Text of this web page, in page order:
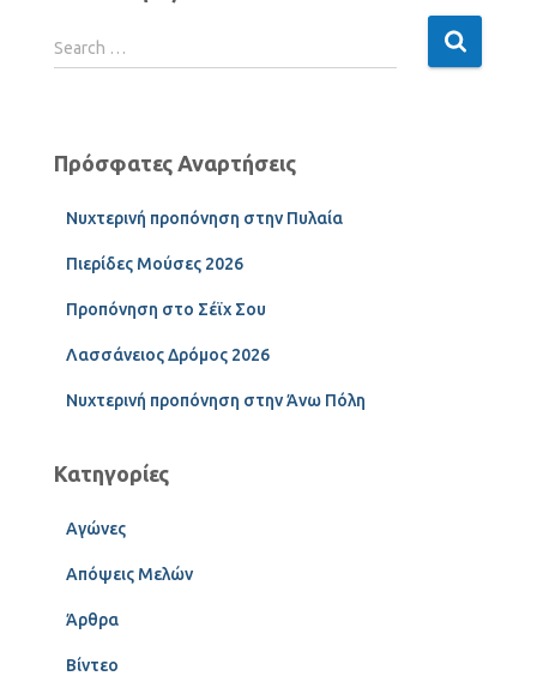
Search …
Πρόσφατες Αναρτήσεις
Νυχτερινή προπόνηση στην Πυλαία
Πιερίδες Μούσες 2026
Προπόνηση στο Σέϊχ Σου
Λασσάνειος Δρόμος 2026
Νυχτερινή προπόνηση στην Άνω Πόλη
Κατηγορίες
Αγώνες
Απόψεις Μελών
Άρθρα
Βίντεο